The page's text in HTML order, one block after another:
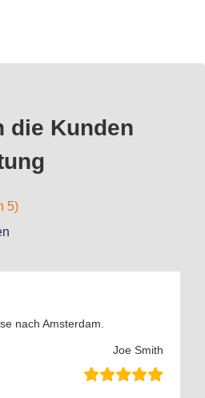
die Kunden
5)
nach Amsterdam.
Joe Smith